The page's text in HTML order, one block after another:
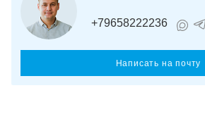
+79658222236
Написать на почту